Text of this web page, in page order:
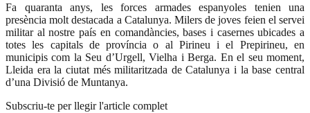
Fa quaranta anys, les forces armades espanyoles tenien una
presència molt destacada a Catalunya. Milers de joves feien el servei
militar al nostre país en comandàncies, bases i casernes ubicades a
totes les capitals de província o al Pirineu i el Prepirineu, en
municipis com la Seu d’Urgell, Vielha i Berga. En el seu moment,
Lleida era la ciutat més militaritzada de Catalunya i la base central
d’una Divisió de Muntanya.
Subscriu-te per llegir l'article complet